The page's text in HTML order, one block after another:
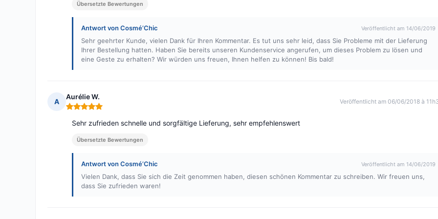
Übersetzte Bewertungen
Antwort von Cosmé’Chic Veröffentlicht am 14/06/2019
Sehr geehrter Kunde, vielen Dank für Ihren Kommentar. Es tut uns sehr leid, dass Sie Probleme mit der Lieferung
Ihrer Bestellung hatten. Haben Sie bereits unseren Kundenservice angerufen, um dieses Problem zu lösen und
eine Geste zu erhalten? Wir würden uns freuen, Ihnen helfen zu können! Bis bald!
A
Aurélie W.
Hinweis: 5 von 5
Veröffentlicht am 06/06/2018 à
Sehr zufrieden schnelle und sorgfältige Lieferung, sehr empfehlenswert
Übersetzte Bewertungen
Antwort von Cosmé’Chic Veröffentlicht am 14/06/2019
Vielen Dank, dass Sie sich die Zeit genommen haben, diesen schönen Kommentar zu schreiben. Wir freuen uns,
dass Sie zufrieden waren!